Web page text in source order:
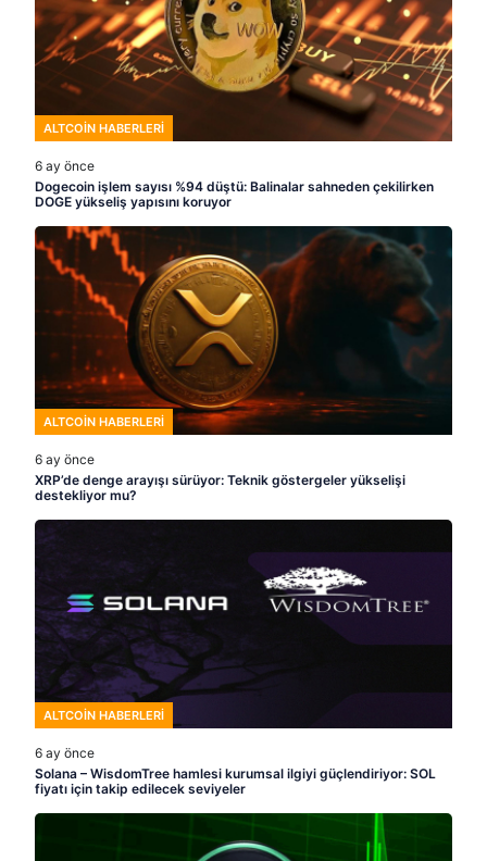
ALTCOIN HABERLERI
6 ay önce
Dogecoin işlem sayısı %94 düştü: Balinalar sahneden çekilirken
DOGE yükseliş yapısını koruyor
ALTCOIN HABERLERI
6 ay önce
XRP’de denge arayışı sürüyor: Teknik göstergeler yükselişi
destekliyor mu?
ALTCOIN HABERLERI
6 ay önce
Solana – WisdomTree hamlesi kurumsal ilgiyi güçlendiriyor: SOL
fiyatı için takip edilecek seviyeler